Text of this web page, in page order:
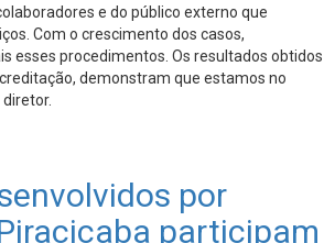
e do público externo que
Com o crescimento dos casos,
esses procedimentos. Os resultados obtidos
demonstram que estamos no
por
participam